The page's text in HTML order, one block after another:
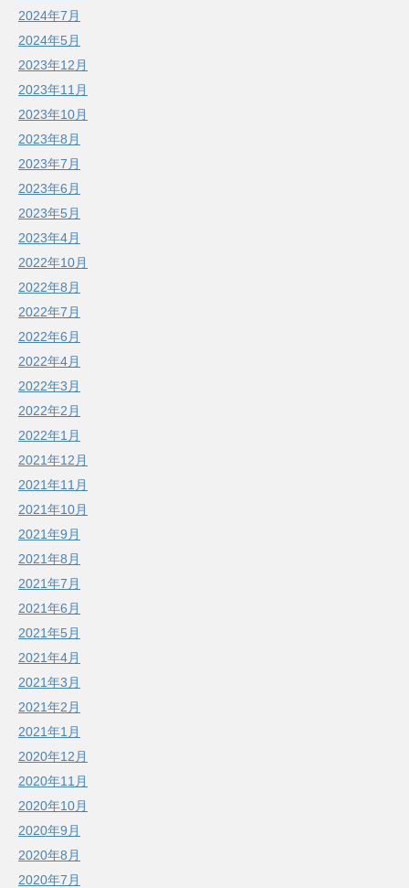
2024年7月
2024年5月
2023年12月
2023年11月
2023年10月
2023年8月
2023年7月
2023年6月
2023年5月
2023年4月
2022年10月
2022年8月
2022年7月
2022年6月
2022年4月
2022年3月
2022年2月
2022年1月
2021年12月
2021年11月
2021年10月
2021年9月
2021年8月
2021年7月
2021年6月
2021年5月
2021年4月
2021年3月
2021年2月
2021年1月
2020年12月
2020年11月
2020年10月
2020年9月
2020年8月
2020年7月